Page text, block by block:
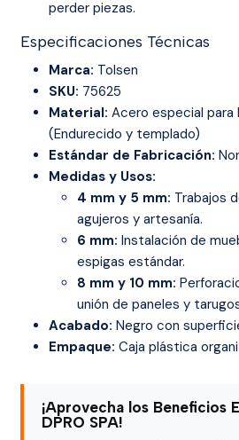
perder piezas.
Especificaciones Técnicas
Marca: Tolsen
SKU: 75625
Material: Acero especial para
(Endurecido y templado)
Estándar de Fabricación:
Medidas y Usos:
4 mm y 5 mm: Trabajos
agujeros y artesanía.
6 mm: Instalación de
espigas estándar.
8 mm y 10 mm:
unión de paneles y
Acabado: Negro con
Empaque: Caja plástica
¡Aprovecha los Beneficios
DPRO SPA!